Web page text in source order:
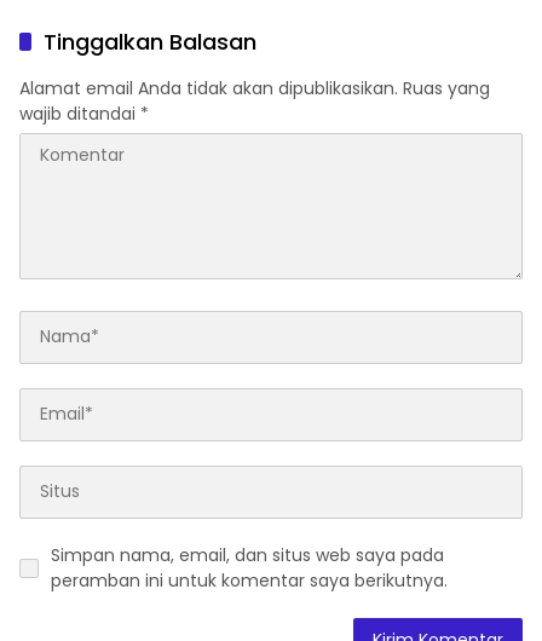
Pengabdian
Tinggalkan Balasan
Alamat email Anda tidak akan dipublikasikan. Ruas yang
wajib ditandai *
Simpan nama, email, dan situs web saya pada
peramban ini untuk komentar saya berikutnya.